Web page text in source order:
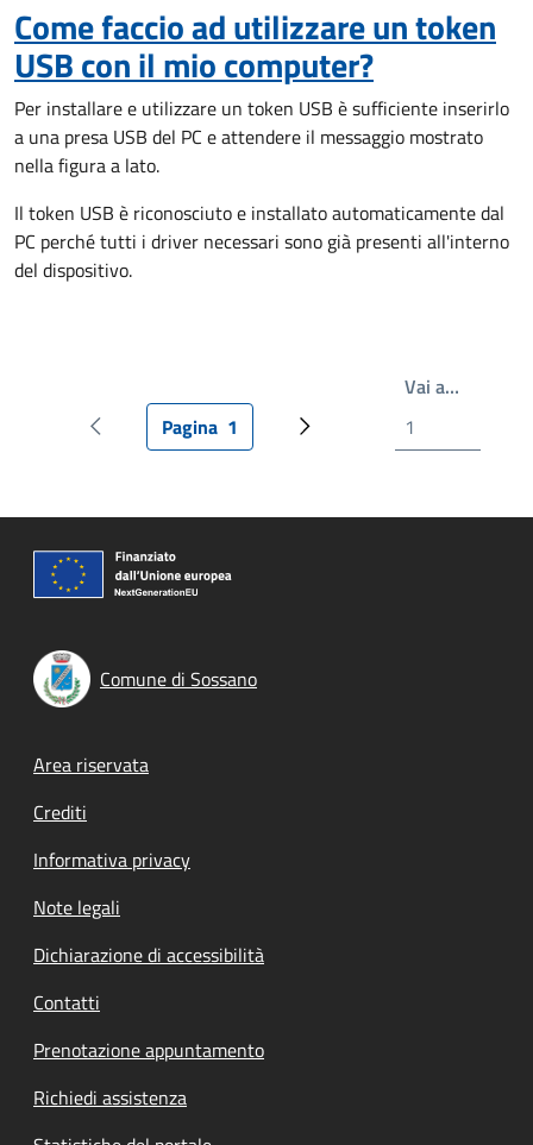
Come faccio ad utilizzare un token
USB con il mio computer?
Per installare e utilizzare un token USB è sufficiente inserirlo
a una presa USB del PC e attendere il messaggio mostrato
nella figura a lato.
Il token USB è riconosciuto e installato automaticamente dal
PC perché tutti i driver necessari sono già presenti all'interno
del dispositivo.
Pagina precedentePagina attuale
Pagina 1 Prossima pagina
Vai a…
Comune di Sossano
Footer menu
Area riservata
Crediti
Informativa privacy
Note legali
Dichiarazione di accessibilità
Contatti
Prenotazione appuntamento
Richiedi assistenza